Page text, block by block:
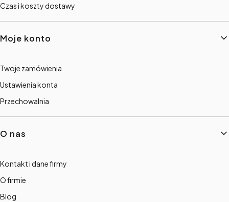
Czas i koszty dostawy
Moje konto
Twoje zamówienia
Ustawienia konta
Przechowalnia
O nas
Kontakt i dane firmy
O firmie
Blog